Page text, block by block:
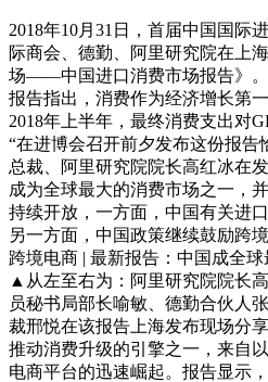
2018年10月31日，首届中国国际
际商会、德勤、阿里研究院在上
场——中国进口消费市场报告》。
报告指出，消费作为经济增长第
2018年上半年，最终消费支出对
“在进博会召开前夕发布这份报告
总裁、阿里研究院院长高红冰在
成为全球最大的消费市场之一，
持续开放，一方面，中国有关进
另一方面，中国政策继续鼓励跨
跨境电商 | 最新报告：中国成全
▲从左至右为：阿里研究院院长
员秘书局部长喻敏、德勤合伙人
裁邢悦在该报告上海发布现场分享
推动消费升级的引擎之一，来自
电商平台的迅速崛起。报告显示